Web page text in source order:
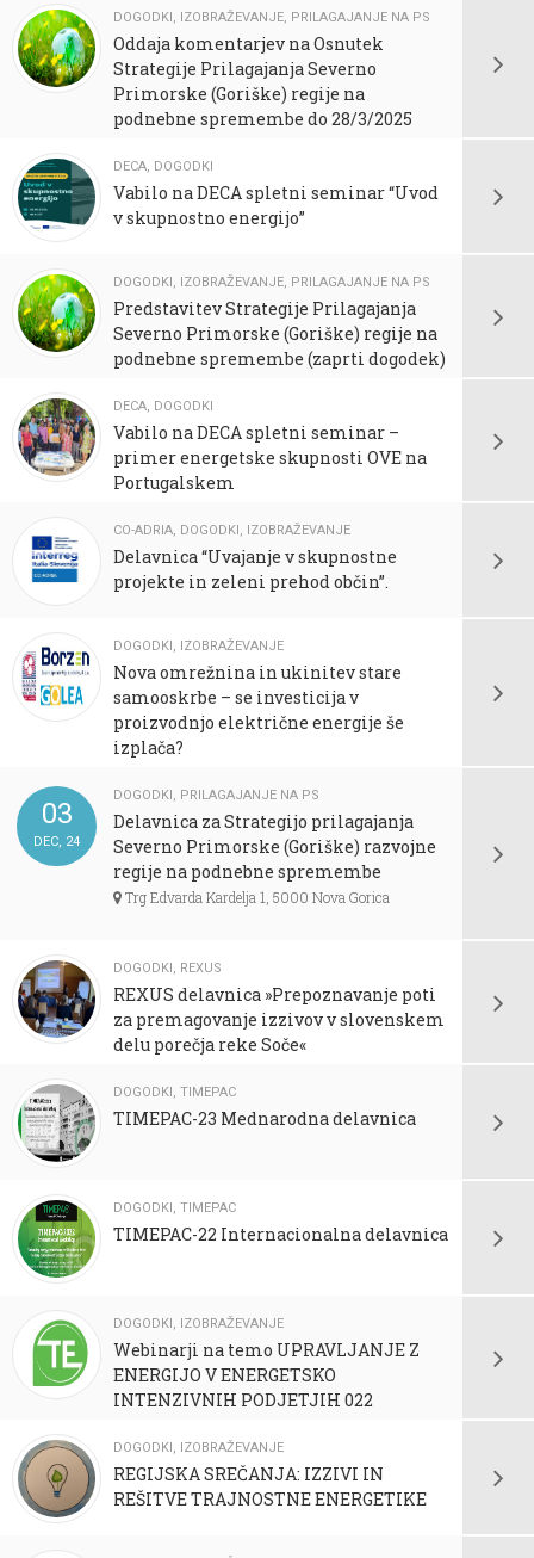
DOGODKI, IZOBRAŽEVANJE, PRILAGAJANJE NA PS
Oddaja komentarjev na Osnutek
Strategije Prilagajanja Severno
Primorske (Goriške) regije na
podnebne spremembe do 28/3/2025
DECA, DOGODKI
Vabilo na DECA spletni seminar “Uvod
v skupnostno energijo”
DOGODKI, IZOBRAŽEVANJE, PRILAGAJANJE NA PS
Predstavitev Strategije Prilagajanja
Severno Primorske (Goriške) regije na
podnebne spremembe (zaprti dogodek)
DECA, DOGODKI
Vabilo na DECA spletni seminar –
primer energetske skupnosti OVE na
Portugalskem
CO-ADRIA, DOGODKI, IZOBRAŽEVANJE
Delavnica “Uvajanje v skupnostne
projekte in zeleni prehod občin”.
DOGODKI, IZOBRAŽEVANJE
Nova omrežnina in ukinitev stare
samooskrbe – se investicija v
proizvodnjo električne energije še
izplača?
03
DEC, 24
DOGODKI, PRILAGAJANJE NA PS
Delavnica za Strategijo prilagajanja
Severno Primorske (Goriške) razvojne
regije na podnebne spremembe
Trg Edvarda Kardelja 1, 5000 Nova Gorica
DOGODKI, REXUS
REXUS delavnica »Prepoznavanje poti
za premagovanje izzivov v slovenskem
delu porečja reke Soče«
DOGODKI, TIMEPAC
TIMEPAC-23 Mednarodna delavnica
DOGODKI, TIMEPAC
TIMEPAC-22 Internacionalna delavnica
DOGODKI, IZOBRAŽEVANJE
Webinarji na temo UPRAVLJANJE Z
ENERGIJO V ENERGETSKO
INTENZIVNIH PODJETJIH 022
DOGODKI, IZOBRAŽEVANJE
REGIJSKA SREČANJA: IZZIVI IN
REŠITVE TRAJNOSTNE ENERGETIKE